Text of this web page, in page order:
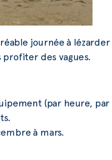
journée à lézarder
des vagues.
(par heure, par
à mars.